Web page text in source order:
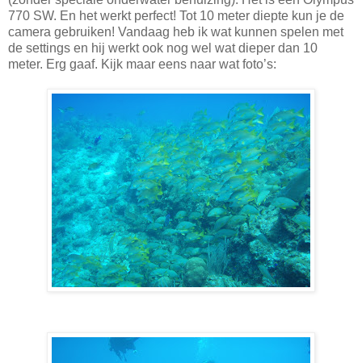
770 SW. En het werkt perfect! Tot 10 meter diepte kun je de
camera gebruiken! Vandaag heb ik wat kunnen spelen met
de settings en hij werkt ook nog wel wat dieper dan 10
meter. Erg gaaf. Kijk maar eens naar wat foto’s: